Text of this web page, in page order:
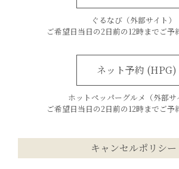
ぐるなび（外部サイト）
ご希望日当日の2日前の12時までご予
ネット予約 (HPG)
ホットペッパーグルメ（外部サ
ご希望日当日の2日前の12時までご予
キャンセルポリシー